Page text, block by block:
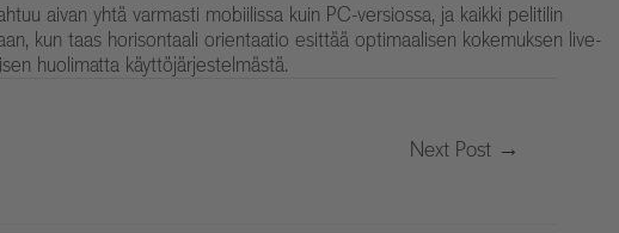
aivan yhtä varmasti mobiilissa kuin PC-versiossa, ja kaikki pelitilin
kun taas horisontaali orientaatio esittää optimaalisen kokemuksen live-
huolimatta käyttöjärjestelmästä.
Next Post →